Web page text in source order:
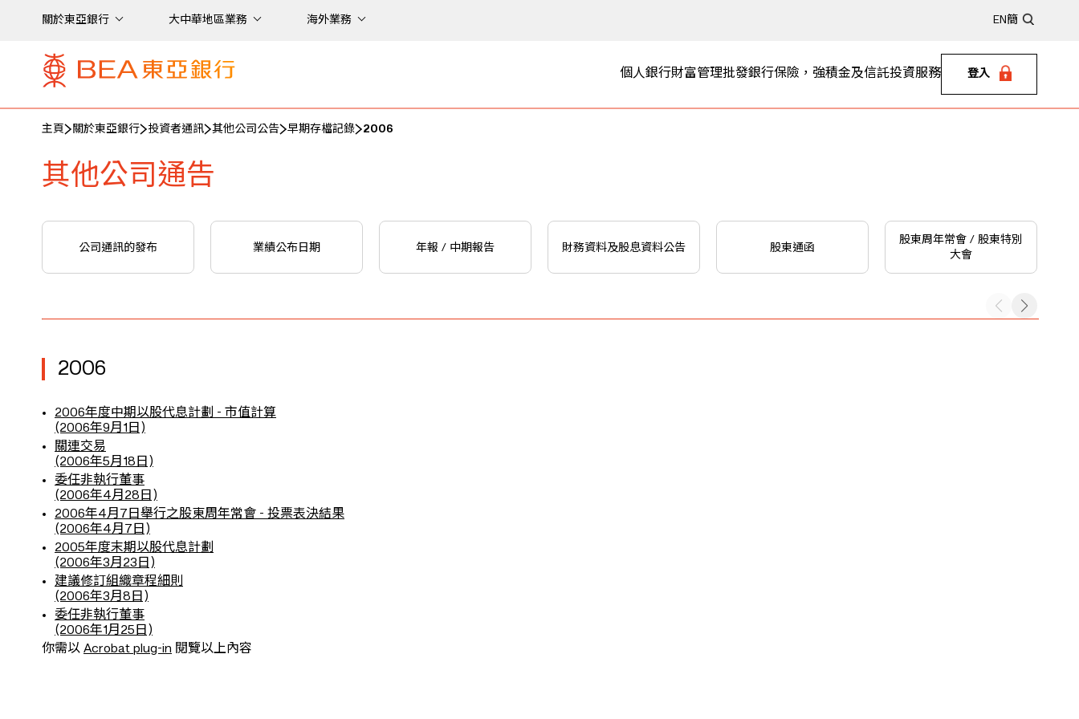
關於東亞銀行 大中華地區業務 海外業務 EN 簡
個人銀行財富管理批發銀行保險，強積金及信託投資服務 登入
主頁 關於東亞銀行 投資者通訊 其他公司公告 早期存檔記錄 2006
其他公司通告
公司通訊的發布 業績公布日期 年報 / 中期報告 財務資料及股息資料公告 股東通函
股東周年常會 / 股東特別
大會
2006
2006年度中期以股代息計劃 - 市值計算
(2006年9月1日)
關連交易
(2006年5月18日)
委任非執行董事
(2006年4月28日)
2006年4月7日舉行之股東周年常會 - 投票表決結果
(2006年4月7日)
2005年度末期以股代息計劃
(2006年3月23日)
建議修訂組織章程細則
(2006年3月8日)
委任非執行董事
(2006年1月25日)
你需以 Acrobat plug-in 閱覽以上內容